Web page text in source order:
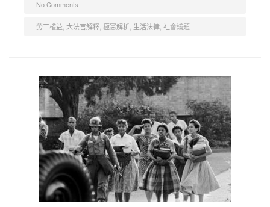
No Comments
勞工權益, 大法官解釋, 極憲解析, 生活法律, 社會議題